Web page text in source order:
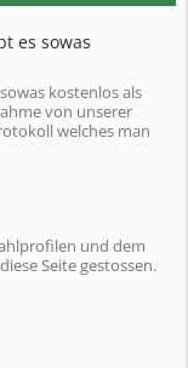
es sowas
kostenlos als
von unserer
welches man
und dem
Seite gestossen.